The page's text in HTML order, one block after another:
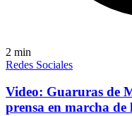
2 min
Redes Sociales
Video: Guaruras de
prensa en marcha de